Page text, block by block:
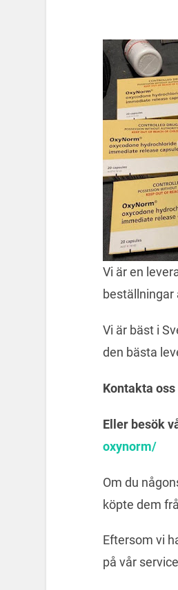
Vi är en
beställningar
Vi är bäst i
den bästa
Kontakta
Eller besök
oxynorm/
Om du
köpte dem
Eftersom vi
på vår